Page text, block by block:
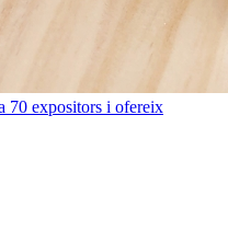
70 expositors i ofereix